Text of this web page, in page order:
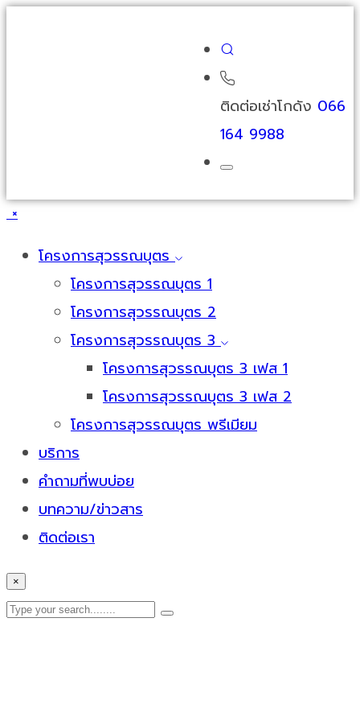
ติดต่อเช่าโกดัง 066
164 9988
×
โครงการสุวรรณบุตร
โครงการสุวรรณบุตร 1
โครงการสุวรรณบุตร 2
โครงการสุวรรณบุตร 3
โครงการสุวรรณบุตร 3 เฟส 1
โครงการสุวรรณบุตร 3 เฟส 2
โครงการสุวรรณบุตร พรีเมียม
บริการ
คำถามที่พบบ่อย
บทความ/ข่าวสาร
ติดต่อเรา
×